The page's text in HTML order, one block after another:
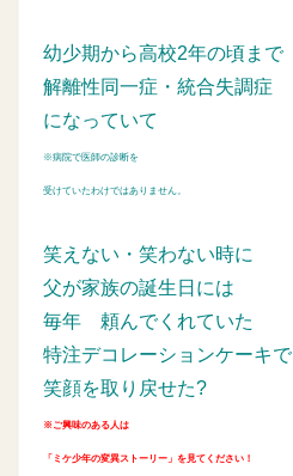
幼少期から高校2年の頃まで
解離性同一症・統合失調症
になっていて
※病院で医師の診断を
受けていたわけではありません。
笑えない・笑わない時に
父が家族の誕生日には
毎年 頼んでくれていた
特注デコレーションケーキで
笑顔を取り戻せた?
※ご興味のある人は
「ミケ少年の変異ストーリー」を見てください！